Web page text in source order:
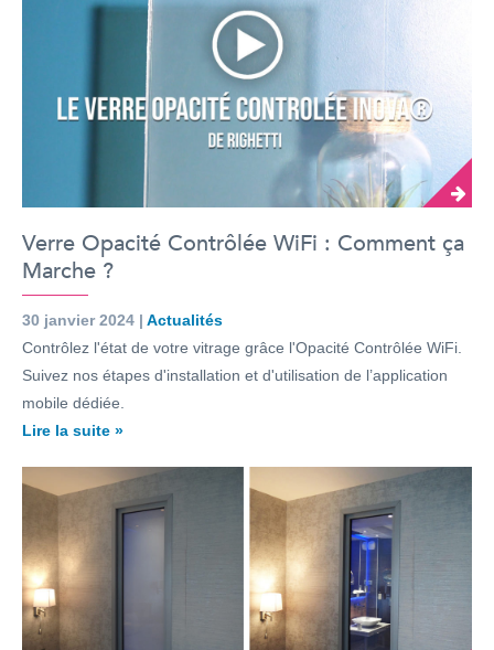
Verre Opacité Contrôlée WiFi : Comment ça
Marche ?
30 janvier 2024 | Actualités
Contrôlez l'état de votre vitrage grâce l'Opacité Contrôlée WiFi.
Suivez nos étapes d'installation et d'utilisation de l’application
mobile dédiée.
Lire la suite »